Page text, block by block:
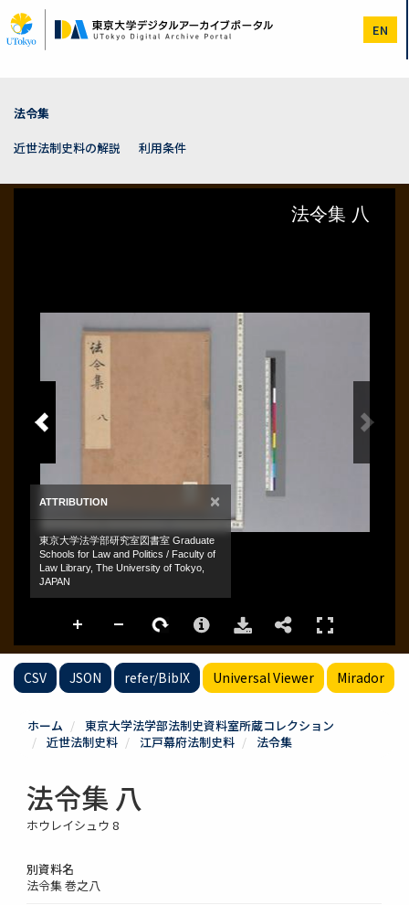
イ
ン
EN
法令集
近世法制史料の解説
利用条件
CSV JSON refer/BibIX Universal Viewer Mirador
ホーム
東京大学法学部法制史資料室所蔵コレクション
近世法制史料
江戸幕府法制史料 法令集
法令集 八
ホウレイシュウ 8
別資料名
法令集 巻之八